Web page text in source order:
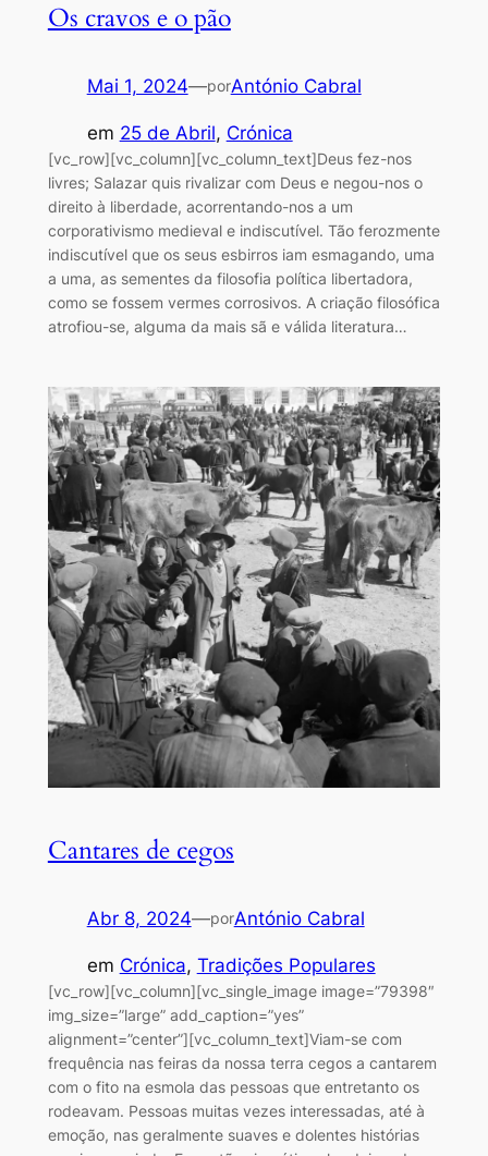
Os cravos e o pão
Mai 1, 2024—porAntónio Cabral
em 25 de Abril, Crónica
[vc_row][vc_column][vc_column_text]Deus fez-nos
livres; Salazar quis rivalizar com Deus e negou-nos o
direito à liberdade, acorrentando-nos a um
corporativismo medieval e indiscutível. Tão ferozmente
indiscutível que os seus esbirros iam esmagando, uma
a uma, as sementes da filosofia política libertadora,
como se fossem vermes corrosivos. A criação filosófica
atrofiou-se, alguma da mais sã e válida literatura…
Cantares de cegos
Abr 8, 2024—porAntónio Cabral
em Crónica, Tradições Populares
[vc_row][vc_column][vc_single_image image=”79398″
img_size=”large” add_caption=”yes”
alignment=”center”][vc_column_text]Viam-se com
frequência nas feiras da nossa terra cegos a cantarem
com o fito na esmola das pessoas que entretanto os
rodeavam. Pessoas muitas vezes interessadas, até à
emoção, nas geralmente suaves e dolentes histórias